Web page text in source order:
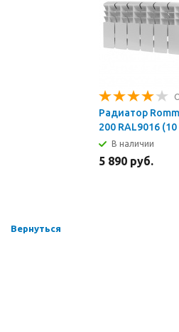
Радиатор
200 RAL9016
В наличии
5 890 руб.
Вернуться